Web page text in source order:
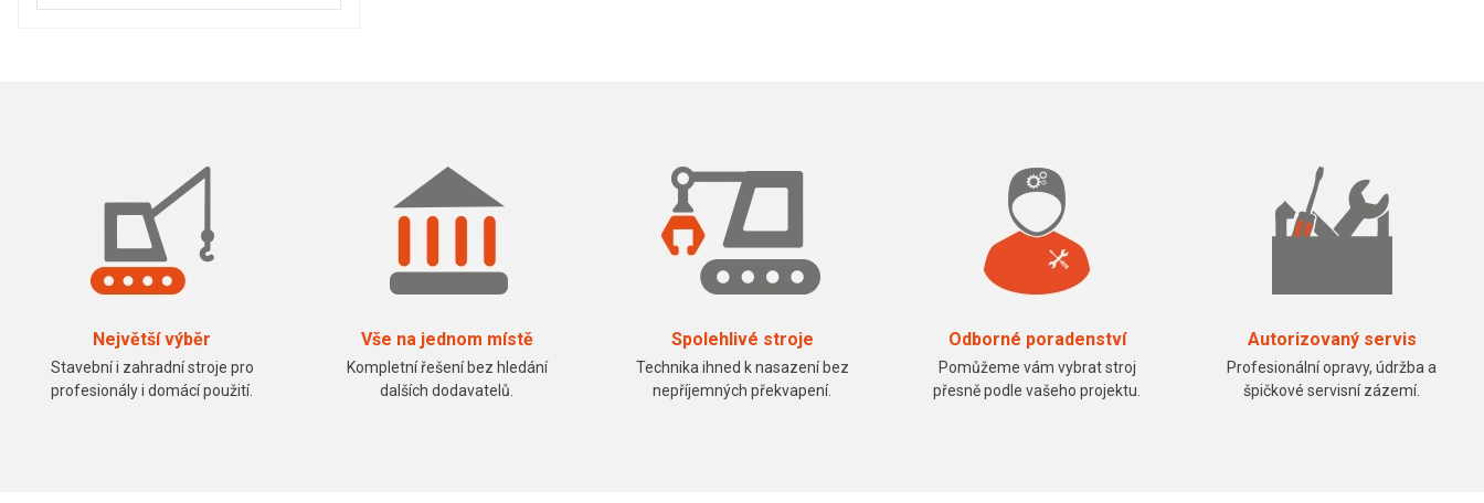
Největší výběr
Stavební i zahradní stroje pro
profesionály i domácí použití.
Vše na jednom místě
Kompletní řešení bez hledání
dalších dodavatelů.
Spolehlivé stroje
Technika ihned k nasazení bez
nepříjemných překvapení.
Odborné poradenství
Pomůžeme vám vybrat stroj
přesně podle vašeho projektu.
Autorizovaný servis
Profesionální opravy, údržba a
špičkové servisní zázemí.